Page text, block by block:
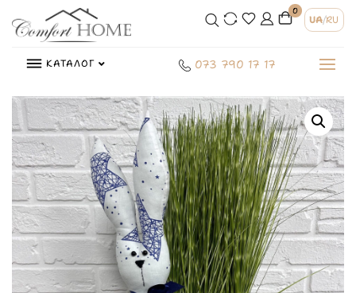
0
UA/RU
КАТАЛОГ 073 790 17 17